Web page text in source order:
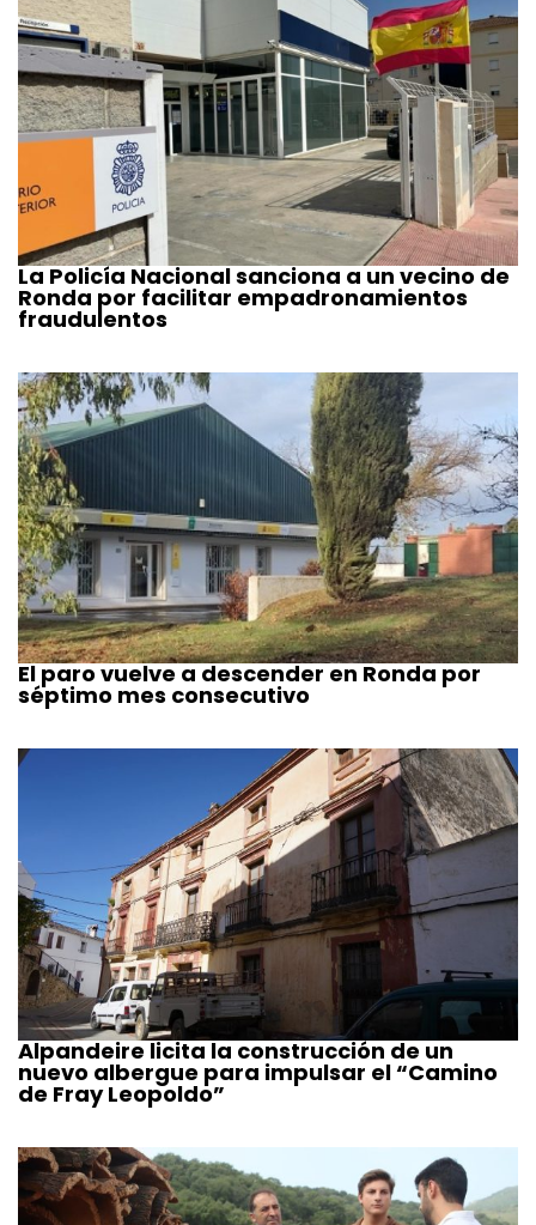
La Policía Nacional sanciona a un vecino de
Ronda por facilitar empadronamientos
fraudulentos
El paro vuelve a descender en Ronda por
séptimo mes consecutivo
Alpandeire licita la construcción de un
nuevo albergue para impulsar el “Camino
de Fray Leopoldo”